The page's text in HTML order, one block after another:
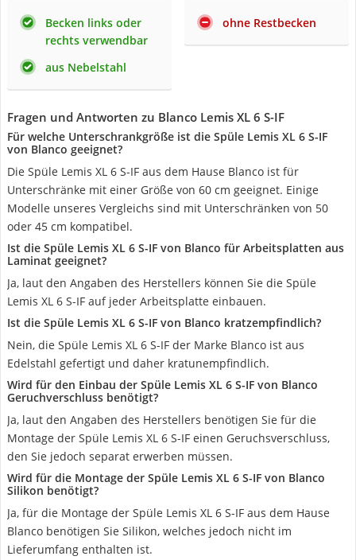
Becken links oder
rechts verwendbar
aus Nebelstahl
ohne Restbecken
Fragen und Antworten zu Blanco Lemis XL 6 S-IF
Für welche Unterschrankgröße ist die Spüle Lemis XL 6 S-IF
von Blanco geeignet?
Die Spüle Lemis XL 6 S-IF aus dem Hause Blanco ist für
Unterschränke mit einer Größe von 60 cm geeignet. Einige
Modelle unseres Vergleichs sind mit Unterschränken von 50
oder 45 cm kompatibel.
Ist die Spüle Lemis XL 6 S-IF von Blanco für Arbeitsplatten aus
Laminat geeignet?
Ja, laut den Angaben des Herstellers können Sie die Spüle
Lemis XL 6 S-IF auf jeder Arbeitsplatte einbauen.
Ist die Spüle Lemis XL 6 S-IF von Blanco kratzempfindlich?
Nein, die Spüle Lemis XL 6 S-IF der Marke Blanco ist aus
Edelstahl gefertigt und daher kratunempfindlich.
Wird für den Einbau der Spüle Lemis XL 6 S-IF von Blanco
Geruchverschluss benötigt?
Ja, laut den Angaben des Herstellers benötigen Sie für die
Montage der Spüle Lemis XL 6 S-IF einen Geruchsverschluss,
den Sie jedoch separat erwerben müssen.
Wird für die Montage der Spüle Lemis XL 6 S-IF von Blanco
Silikon benötigt?
Ja, für die Montage der Spüle Lemis XL 6 S-IF aus dem Hause
Blanco benötigen Sie Silikon, welches jedoch nicht im
Lieferumfang enthalten ist.